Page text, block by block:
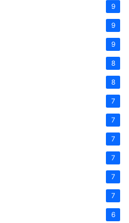
9
9
9
8
8
7
7
7
7
7
7
6